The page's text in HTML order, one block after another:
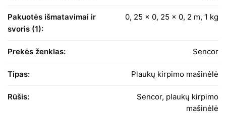
Pakuotės išmatavimai ir
svoris (1):
0, 25 x 0, 25 x 0, 2 m, 1 kg
Prekės ženklas: Sencor
Tipas: Plaukų kirpimo mašinėlė
Rūšis:
Sencor, plaukų kirpimo
mašinėlė